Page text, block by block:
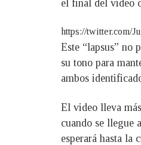
el final del video
https://twitter.com/
Este “lapsus” no
su tono para
ambos
El video lleva
cuando se llegue
esperará hasta la